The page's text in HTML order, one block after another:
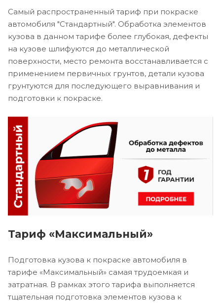
Самый распространенный тариф при покраске
автомобиля "Стандартный". Обработка элементов
кузова в данном тарифе более глубокая, дефекты
на кузове шлифуются до металлической
поверхности, место ремонта восстанавливается с
применением первичных грунтов, детали кузова
грунтуются для последующего выравнивания и
подготовки к покраске.
Тариф «Максимальный»
Подготовка кузова к покраске автомобиля в
тарифе «Максимальный» самая трудоемкая и
затратная. В рамках этого тарифа выполняется
тщательная подготовка элементов кузова к